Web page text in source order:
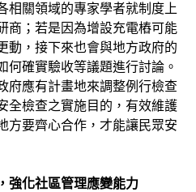
相關領域的專家學者就制度上
商；若是因為增設充電樁可能
動，接下來也會與地方政府的
何確實驗收等議題進行討論。
府應有計畫地來調整例行檢查
全檢查之實施目的，有效維護
方要齊心合作，才能讓民眾安
強化社區管理應變能力